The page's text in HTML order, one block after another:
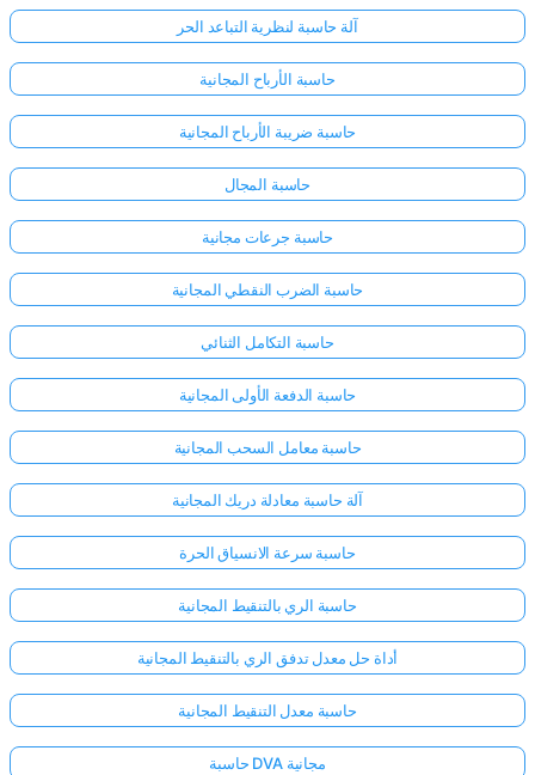
سجّل
الدعم:
آلة حاسبة لنظرية التباعد الحر
حاسبة الأرباح المجانية
حاسبة ضريبة الأرباح المجانية
حاسبة المجال
حاسبة جرعات مجانية
حاسبة الضرب النقطي المجانية
حاسبة التكامل الثنائي
حاسبة الدفعة الأولى المجانية
حاسبة معامل السحب المجانية
آلة حاسبة معادلة دريك المجانية
حاسبة سرعة الانسياق الحرة
حاسبة الري بالتنقيط المجانية
أداة حل معدل تدفق الري بالتنقيط المجانية
حاسبة معدل التنقيط المجانية
حاسبة DVA مجانية